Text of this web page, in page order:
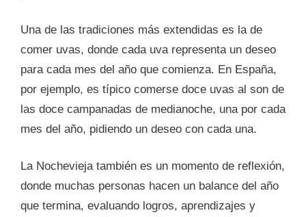
Una de las tradiciones más extendidas es la de
comer uvas, donde cada uva representa un deseo
para cada mes del año que comienza. En España,
por ejemplo, es típico comerse doce uvas al son de
las doce campanadas de medianoche, una por cada
mes del año, pidiendo un deseo con cada una.
La Nochevieja también es un momento de reflexión,
donde muchas personas hacen un balance del año
que termina, evaluando logros, aprendizajes y